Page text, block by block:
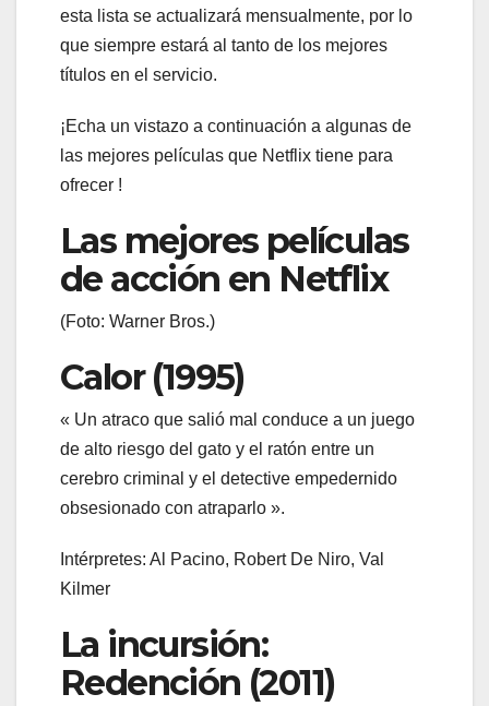
esta lista se actualizará mensualmente, por lo
que siempre estará al tanto de los mejores
títulos en el servicio.
¡Echa un vistazo a continuación a algunas de
las mejores películas que Netflix tiene para
ofrecer !
Las mejores películas
de acción en Netflix
(Foto: Warner Bros.)
Calor (1995)
« Un atraco que salió mal conduce a un juego
de alto riesgo del gato y el ratón entre un
cerebro criminal y el detective empedernido
obsesionado con atraparlo ».
Intérpretes: Al Pacino, Robert De Niro, Val
Kilmer
La incursión:
Redención (2011)